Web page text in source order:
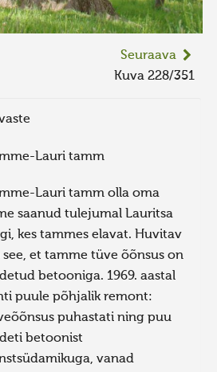
Seuraava
Kuva 228/351
Lauri tamm
Lauri tamm olla oma
saanud tulejumal Lauritsa
kes tammes elavat. Huvitav
see, et tamme tüve õõnsus on
betooniga. 1969. aastal
puule põhjalik remont:
puhastati ning puu
betoonist
vanad